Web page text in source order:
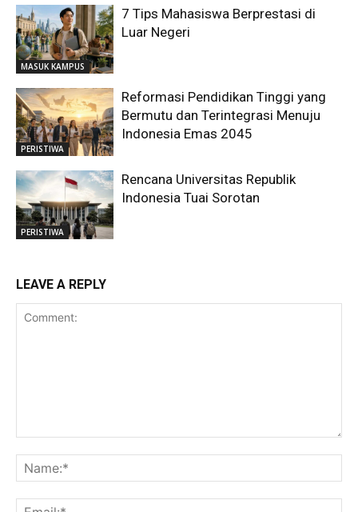
MASUK KAMPUS
7 Tips Mahasiswa Berprestasi di
Luar Negeri
PERISTIWA
Reformasi Pendidikan Tinggi yang
Bermutu dan Terintegrasi Menuju
Indonesia Emas 2045
PERISTIWA
Rencana Universitas Republik
Indonesia Tuai Sorotan
LEAVE A REPLY